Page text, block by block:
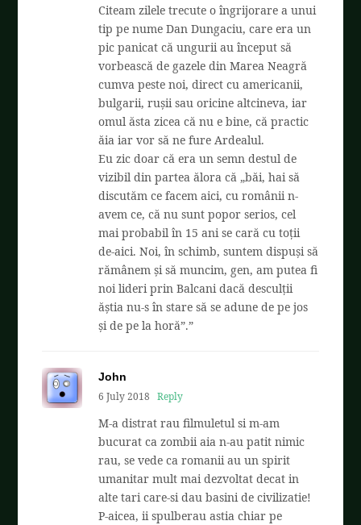
Citeam zilele trecute o îngrijorare a unui
tip pe nume Dan Dungaciu, care era un
pic panicat că ungurii au început să
vorbească de gazele din Marea Neagră
cumva peste noi, direct cu americanii,
bulgarii, rușii sau oricine altcineva, iar
omul ăsta zicea că nu e bine, că practic
ăia iar vor să ne fure Ardealul.
Eu zic doar că era un semn destul de
vizibil din partea ălora că „băi, hai să
discutăm ce facem aici, cu românii n-
avem ce, că nu sunt popor serios, cel
mai probabil în 15 ani se cară cu toții
de-aici. Noi, în schimb, suntem dispuși să
rămânem și să muncim, gen, am putea fi
noi lideri prin Balcani dacă desculții
ăștia nu-s în stare să se adune de pe jos
și de pe la horă”.”
John
6 July 2018
Reply
M-a distrat rau filmuletul si m-am
bucurat ca zombii aia n-au patit nimic
rau, se vede ca romanii au un spirit
umanitar mult mai dezvoltat decat in
alte tari care-si dau basini de civilizatie!
P-aicea, ii spulberau astia chiar pe